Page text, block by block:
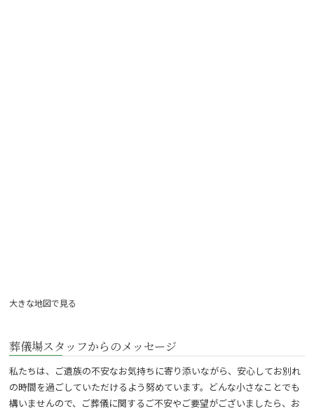
大きな地図で見る
葬儀場スタッフからのメッセージ
私たちは、ご遺族の不安なお気持ちに寄り添いながら、安心してお別れ
の時間を過ごしていただけるよう努めています。どんな小さなことでも
構いませんので、ご葬儀に関するご不安やご要望がございましたら、お